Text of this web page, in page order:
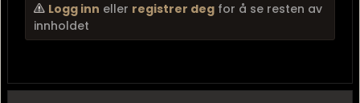
Logg inn eller registrer deg for å se resten av
innholdet